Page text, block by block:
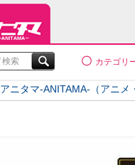
検索 カテゴリ
アニタマ-ANITAMA-（アニメ